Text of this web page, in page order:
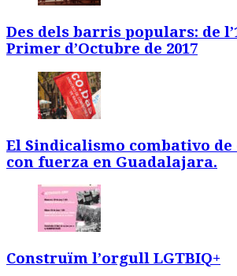
Des dels barris populars: de
Primer d’Octubre de 2017
El Sindicalismo combativo de
con fuerza en Guadalajara.
Construïm l’orgull LGTBIQ+